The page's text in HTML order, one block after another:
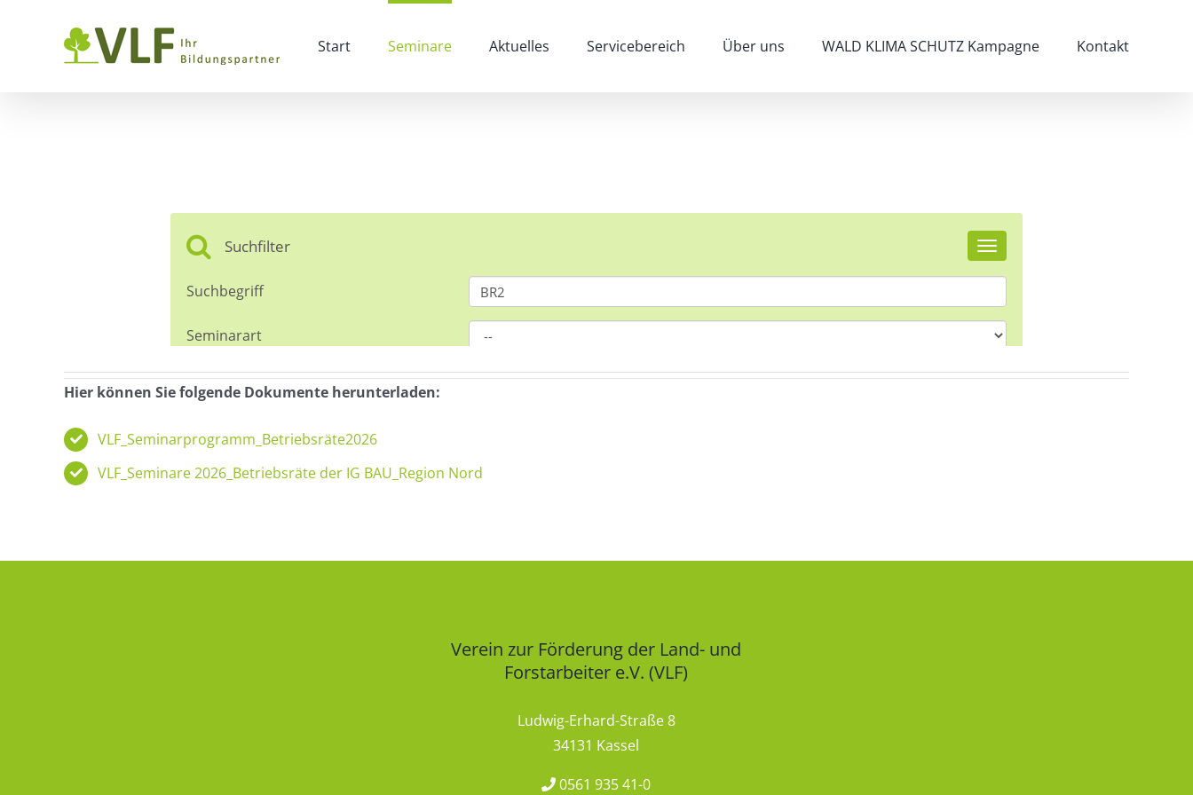
Start Seminare Aktuelles Servicebereich Über uns WALD KLIMA SCHUTZ Kampagne Kontakt
Hier können Sie folgende Dokumente herunterladen:
VLF_Seminarprogramm_Betriebsräte2026
VLF_Seminare 2026_Betriebsräte der IG BAU_Region Nord
Verein zur Förderung der Land- und
Forstarbeiter e.V. (VLF)
Ludwig-Erhard-Straße 8
34131 Kassel
0561 935 41-0